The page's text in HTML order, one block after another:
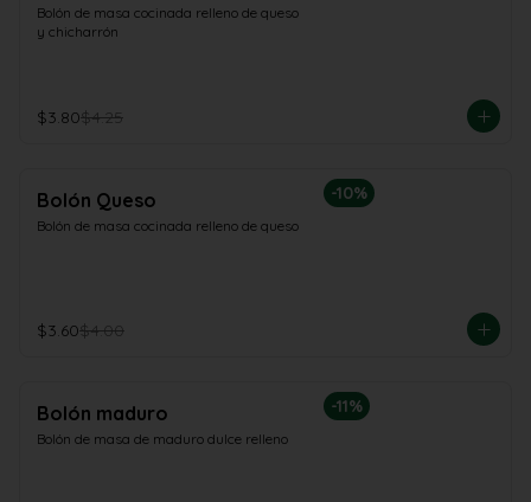
Bolón de masa cocinada relleno de queso
y chicharrón
$3.80$4.25
-10%
Bolón Queso
Bolón de masa cocinada relleno de queso
$3.60$4.00
-11%
Bolón maduro
Bolón de masa de maduro dulce relleno